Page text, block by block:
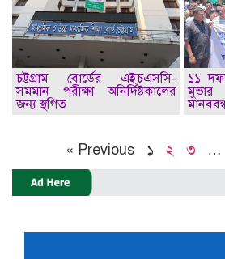
চট্টগ্রাম বোর্ডের এইচএসসি-
সমমান পরীক্ষা অনির্দিষ্টকালের
জন্য স্থগিত
১১
মুভার
« Previous ১ ২ ৩ …